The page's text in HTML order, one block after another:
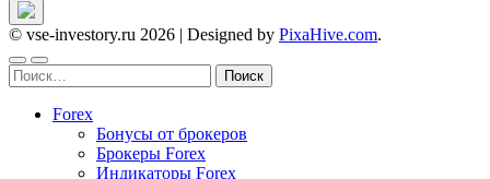
© vse-investory.ru 2026 | Designed by PixaHive.com.
Найти:
Forex
Бонусы от брокеров
Брокеры Forex
Индикаторы Forex